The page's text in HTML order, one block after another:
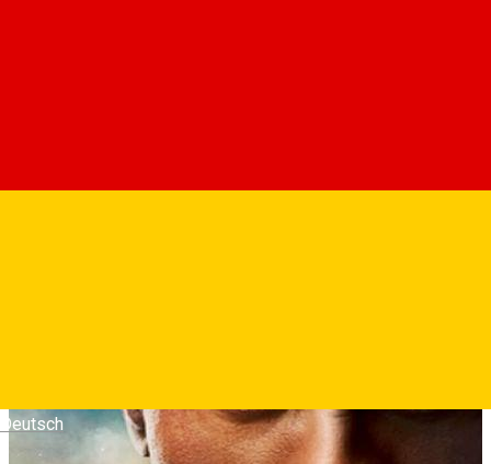
Deutsch
justitie, nascuta din furie, este contestata de eroii moderni